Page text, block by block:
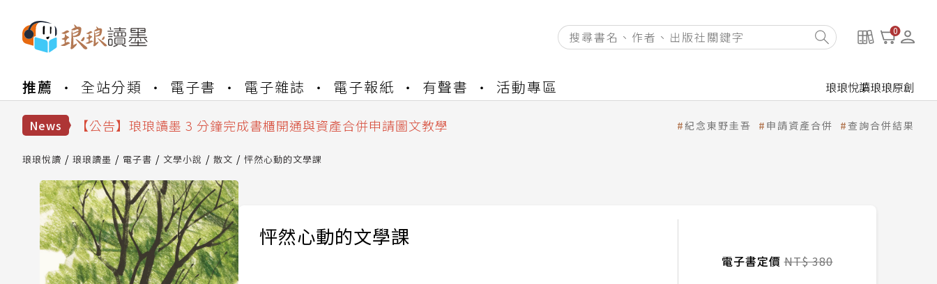
0
推薦 全站分類 電子書 電子雜誌 電子報紙 有聲書 活動專區 琅琅悅讀琅琅原創
News
【公告】琅琅讀墨數位閱讀資產合併與書櫃開通申請
【公告】琅琅讀墨 3 分鐘完成書櫃開通與資產合併申請圖文教學
【公告】琅琅讀墨數位閱讀資產合併與書櫃開通申請
紀念東野圭吾 申請資產合併 查詢合併結果
琅琅悅讀 琅琅讀墨 電子書 文學小說 散文 怦然心動的文學課
怦然心動的文學課
電子書定價NT$ 380